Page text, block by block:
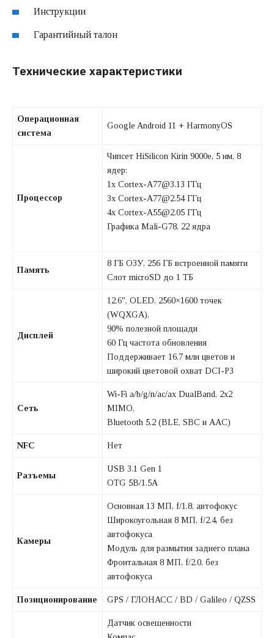
Инструкции
Гарантийный талон
Технические характеристики
Операционная
система
Google Android 11 + HarmonyOS
Процессор
Чипсет HiSilicon Kirin 9000e, 5 нм, 8
ядер:
1x Cortex-A77@3.13 ГГц
3x Cortex-A77@2.54 ГГц
4x Cortex-A55@2.05 ГГц
Графика Mali-G78, 22 ядра
Память
8 ГБ ОЗУ, 256 ГБ встроенной памяти
Слот microSD до 1 ТБ
Дисплей
12.6″, OLED, 2560×1600 точек
(WQXGA),
90% полезной площади
60 Гц частота обновления
Поддерживает 16,7 млн цветов и
широкий цветовой охват DCI-P3
Сеть
Wi-Fi a/b/g/n/ac/ax DualBand, 2х2
MIMO,
Bluetooth 5.2 (BLE, SBC и AAC)
NFC Нет
Разъемы
USB 3.1 Gen 1
OTG 5В/1.5A
Камеры
Основная 13 МП, f/1.8, автофокус
Широкоугольная 8 МП, f/2.4, без
автофокуса
Модуль для размытия заднего плана
Фронтальная 8 МП, f/2.0, без
автофокуса
Позиционирование GPS / ГЛОНАСС / BD / Galileo / QZSS
Датчик освещенности